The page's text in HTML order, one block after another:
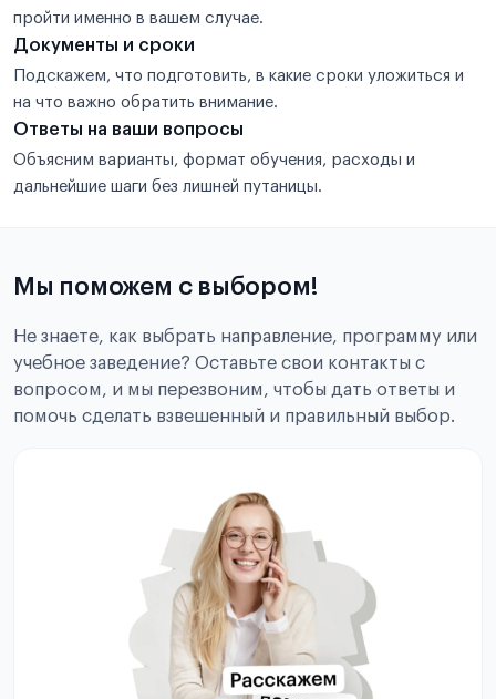
пройти именно в вашем случае.
Документы и сроки
Подскажем, что подготовить, в какие сроки уложиться и
на что важно обратить внимание.
Ответы на ваши вопросы
Объясним варианты, формат обучения, расходы и
дальнейшие шаги без лишней путаницы.
Мы поможем с выбором!
Не знаете, как выбрать направление, программу или
учебное заведение? Оставьте свои контакты с
вопросом, и мы перезвоним, чтобы дать ответы и
помочь сделать взвешенный и правильный выбор.